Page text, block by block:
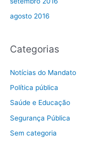
agosto 2016
Categorias
Notícias do Mandato
Política pública
Saúde e Educação
Segurança Pública
Sem categoria